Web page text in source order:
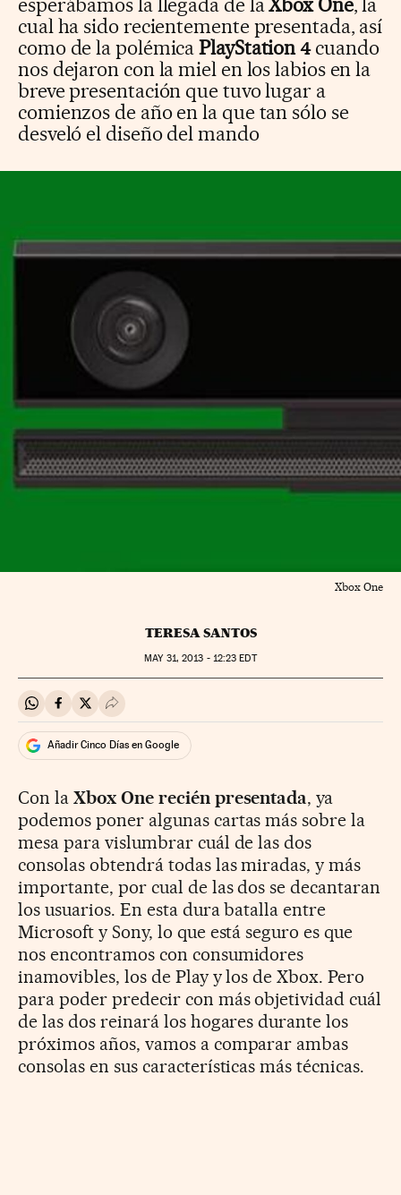
cual ha sido recientemente presentada, así
como de la polémicaPlayStation 4cuando
nos dejaron con la miel en los labios en la
breve presentación que tuvo lugar a
comienzos de año en la que tan sólo se
desveló el diseño del mando
Xbox One
TERESA SANTOS
MAY31, 2013 - 12:23 EDT
Compartir en Whatsapp
Compartir en Facebook
Compartir en Twitter
Desplegar Redes Sociales
Añadir Cinco Días en Google
Con la Xbox One recién presentada, ya
podemos poner algunas cartas más sobre la
mesa para vislumbrar cuál de las dos
consolas obtendrá todas las miradas, y más
importante, por cual de las dos se decantaran
los usuarios. En esta dura batalla entre
Microsoft y Sony, lo que está seguro es que
nos encontramos con consumidores
inamovibles, los de Play y los de Xbox. Pero
para poder predecir con más objetividad cuál
de las dos reinará los hogares durante los
próximos años, vamos a comparar ambas
consolas en sus características más técnicas.